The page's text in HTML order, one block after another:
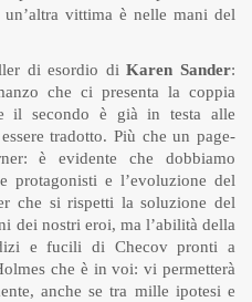
vittima è nelle mani del
di esordio diKaren Sander:
che ci presenta la coppia
il secondo è già in testa alle
tradotto. Più che un page-
è evidente che dobbiamo
protagonisti e l’evoluzione del
che si rispetti la soluzione del
dei nostri eroi, ma l’abilità della
e fucili di Checov pronti a
che è in voi: vi permetterà
anche se tra mille ipotesi e